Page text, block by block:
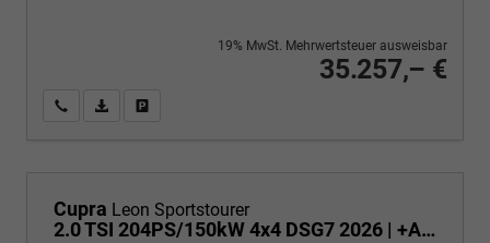
35.257,– €
19% MwSt. Mehrwertsteuer ausweisbar
Wir rufen Sie anPDF-Fahrzeugexposé drucken
Cupra Leon Sportstourer
2.0 TSI 204PS/150kW 4x4 DSG7 2026 | +AHK +RFK +El.Hecklappe +CUPRA HD Matrix +NAVI +5J Erw. Garantie - RESERIVERT